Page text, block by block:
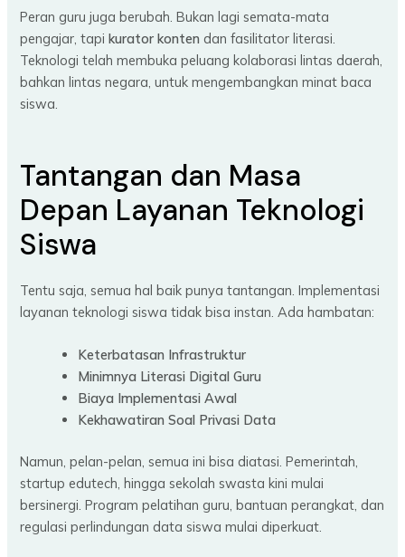
Peran guru juga berubah. Bukan lagi semata-mata
pengajar, tapikurator konten dan fasilitator literasi.
Teknologi telah membuka peluang kolaborasi lintas daerah,
bahkan lintas negara, untuk mengembangkan minat baca
siswa.
Tantangan dan Masa
Depan Layanan Teknologi
Siswa
Tentu saja, semua hal baik punya tantangan. Implementasi
layanan teknologi siswa tidak bisa instan. Ada hambatan:
Keterbatasan Infrastruktur
Minimnya Literasi Digital Guru
Biaya Implementasi Awal
Kekhawatiran Soal Privasi Data
Namun, pelan-pelan, semua ini bisa diatasi. Pemerintah,
startup edutech, hingga sekolah swasta kini mulai
bersinergi. Program pelatihan guru, bantuan perangkat, dan
regulasi perlindungan data siswa mulai diperkuat.